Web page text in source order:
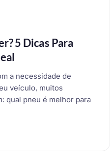
5 Dicas Para
a necessidade de
veículo, muitos
qual pneu é melhor para